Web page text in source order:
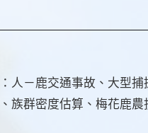
人－鹿交通事故、大型捕
族群密度估算、梅花鹿農